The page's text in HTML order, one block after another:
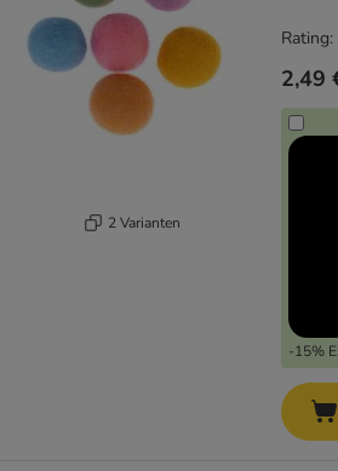
2 Varianten
2,49
-15%